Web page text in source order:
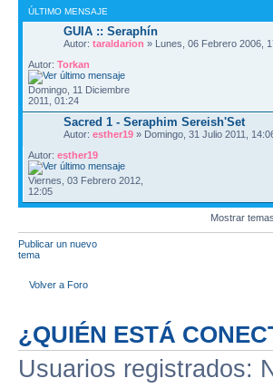
ÚLTIMO MENSAJE
GUIA :: Seraphí­n
Autor: taraldarion » Lunes, 06 Febrero 2006,
Autor: Torkan
Domingo, 11 Diciembre
2011, 01:24
Sacred 1 - Seraphim Sereish'Set
Autor: esther19 » Domingo, 31 Julio 2011,
Autor: esther19
Viernes, 03 Febrero 2012,
12:05
Mostrar
Publicar un nuevo
tema
Volver a Foro
¿QUIÉN ESTÁ
Usuarios registrados: